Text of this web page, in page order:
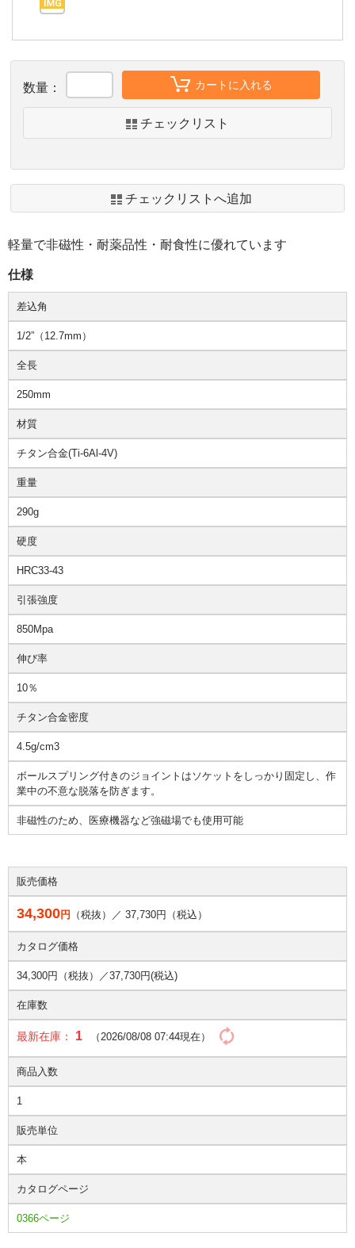
数量： カートに入れる
チェックリスト
チェックリストへ追加
軽量で非磁性・耐薬品性・耐食性に優れています
仕様
差込角
1/2”（12.7mm）
全長
250mm
材質
チタン合金(Ti-6Al-4V)
重量
290g
硬度
HRC33-43
引張強度
850Mpa
伸び率
10％
チタン合金密度
4.5g/cm3
ボールスプリング付きのジョイントはソケットをしっかり固定し、作
業中の不意な脱落を防ぎます。
非磁性のため、医療機器など強磁場でも使用可能
販売価格
34,300円 （税抜）／ 37,730円（税込）
カタログ価格
34,300円（税抜）／37,730円(税込)
在庫数
最新在庫： 1 （2026/08/08 07:44現在）
商品入数
1
販売単位
本
カタログページ
0366ページ